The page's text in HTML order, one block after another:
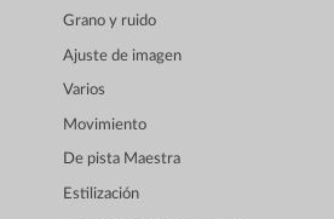
Grano y ruido
Ajuste de imagen
Varios
Movimiento
De pista Maestra
Estilización